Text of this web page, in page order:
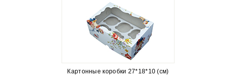
Картонные коробки 27*18*10 (см)